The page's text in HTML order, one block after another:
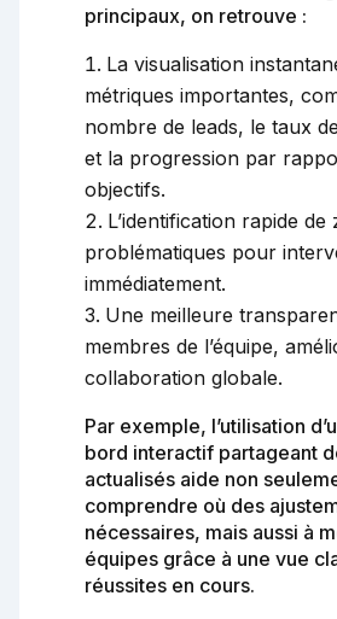
principaux, on retrouve :
La visualisation
métriques importantes,
nombre de leads, le taux
et la progression par
objectifs.
L’identification rapide de
problématiques pour
immédiatement.
Une meilleure
membres de l’équipe,
collaboration globale.
Par exemple, l’utilisation
bord interactif partageant
actualisés aide non
comprendre où des
nécessaires, mais aussi à
équipes grâce à une vue
réussites en cours.